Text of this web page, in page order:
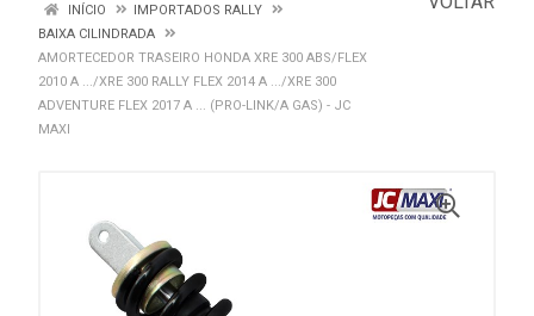
INÍCIO
IMPORTADOS RALLY
BAIXA CILINDRADA
AMORTECEDOR TRASEIRO HONDA XRE 300 ABS/FLEX
2010 A .../XRE 300 RALLY FLEX 2014 A .../XRE 300
ADVENTURE FLEX 2017 A ... (PRO-LINK/A GAS) - JC
MAXI